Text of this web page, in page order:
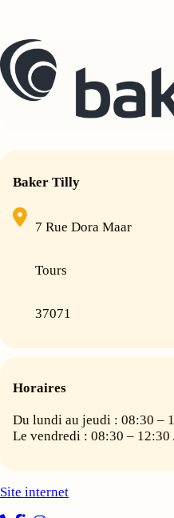
Baker Tilly
7 Rue Dora Maar
Tours
37071
Horaires
Du lundi au jeudi : 08:30 –
Le vendredi : 08:30 – 12:30
Site internet